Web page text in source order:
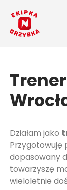
Działam jako
Przygotowuję
dopasowany
towarzyszę
wieloletnie